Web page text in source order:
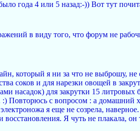
года 4 или 5 назад:-)) Вот тут
в виду того, что форум не
который я ни за что не выброшу,
соков и для нарезки овощей в
насадок) для закрутки 15
Повторюсь с вопросом : а домашний
я еще не созрела,
восстановления. Я чуть не плакала,